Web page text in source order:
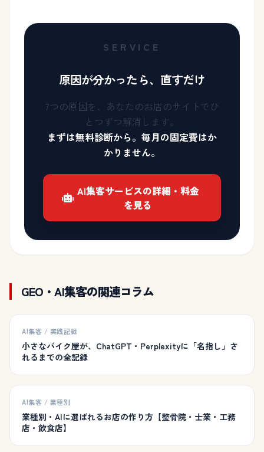
SERVICE
原因が分かったら、直すだけ
7つの原因を、あなたのお店のサイトでひ
とつずつ解消します。
まずは無料診断から。毎月の固定費はか
かりません。
AI集客サービスの詳細・料金
を見る
GEO・AI集客の関連コラム
AI集客 / 実践記録
小さなバイク屋が、ChatGPT・Perplexityに「名指し」さ
れるまでの全記録
AI集客 / 業種別
業種別・AIに選ばれるお店の作り方【整骨院・士業・工務
店・飲食店】